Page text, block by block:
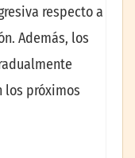
respecto a
Además, los
los próximos